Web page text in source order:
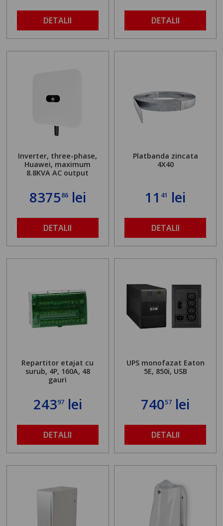
DETALII DETALII
Inverter, three-phase,
Huawei, maximum
8.8KVA AC output
837586lei
DETALII
Platbanda zincata
4X40
11 41 lei
DETALII
Repartitor etajat cu
surub, 4P, 160A, 48
gauri
24397lei
DETALII
UPS monofazat Eaton
5E, 850i, USB
74057 lei
DETALII